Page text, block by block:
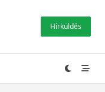
Hírküldés